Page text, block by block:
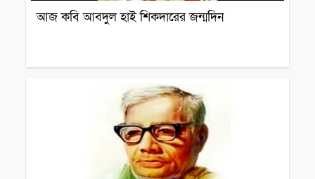
আজ কবি আবদুল হাই শিকদারের জন্মদিন
ব্যক্তিত্ব